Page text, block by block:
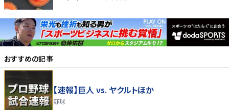
おすすめの記事
【速報】巨人 vs. ヤクルトほか
野球